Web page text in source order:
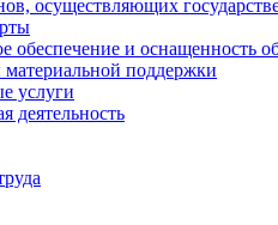
осуществляющих
обеспечение и оснащенность
поддержки
услуги
деятельность